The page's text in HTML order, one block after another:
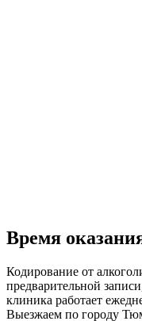
Время
Кодирование от
предварительной
клиника работает
Выезжаем по городу